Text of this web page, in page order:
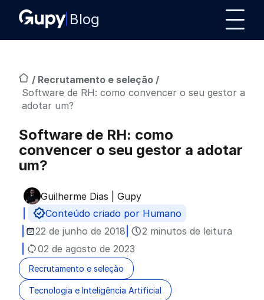
Blog
/ Recrutamento e seleção /
Software de RH: como convencer o seu gestor a
adotar um?
Software de RH: como
convencer o seu gestor a adotar
um?
Publicado por
Guilherme Dias | Gupy
Conteúdo criado por Humano
22 de junho de 2018
2 minutos de leitura
02 de agosto de 2023
Recrutamento e seleção
Tecnologia e Inteligência Artificial